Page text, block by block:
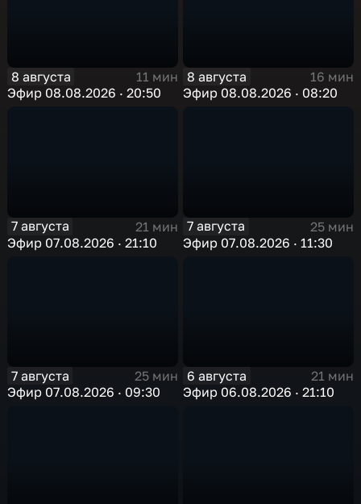
8 августа
11 мин
Эфир 08.08.2026 · 20:50
8 августа
16 мин
Эфир 08.08.2026 · 08:20
7 августа
21 мин
Эфир 07.08.2026 · 21:10
7 августа
25 мин
Эфир 07.08.2026 · 11:30
7 августа
25 мин
Эфир 07.08.2026 · 09:30
6 августа
21 мин
Эфир 06.08.2026 · 21:10